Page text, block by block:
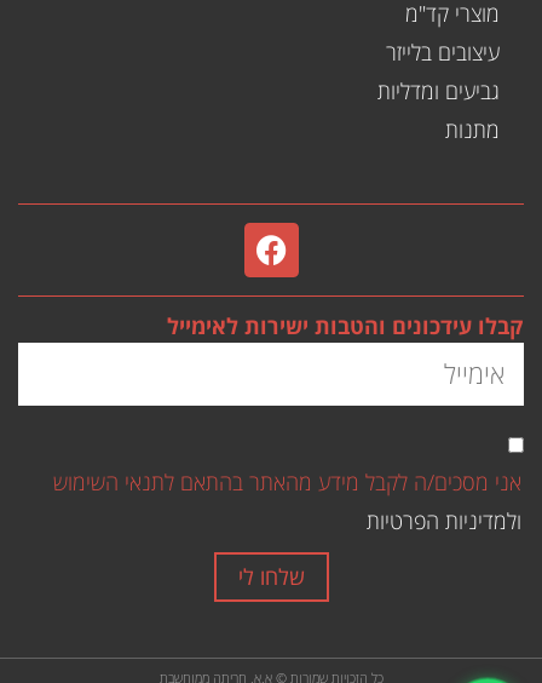
מוצרי קד"מ
עיצובים בלייזר
גביעים ומדליות
מתנות
קבלו עידכונים והטבות ישירות לאימייל
אני מסכים/ה לקבל מידע מהאתר בהתאם לתנאי השימוש
ולמדיניות הפרטיות
שלחו לי
כל הזכויות שמורות © א.א. חריתה ממוחשבת